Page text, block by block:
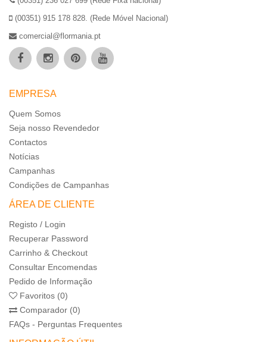
(00351) 915 178 828. (Rede Móvel Nacional)
comercial@flormania.pt
EMPRESA
Quem Somos
Seja nosso Revendedor
Contactos
Notícias
Campanhas
Condições de Campanhas
ÁREA DE CLIENTE
Registo / Login
Recuperar Password
Carrinho & Checkout
Consultar Encomendas
Pedido de Informação
Favoritos (0)
Comparador (0)
FAQs - Perguntas Frequentes